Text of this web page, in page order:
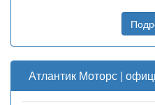
Атлантик Моторс |